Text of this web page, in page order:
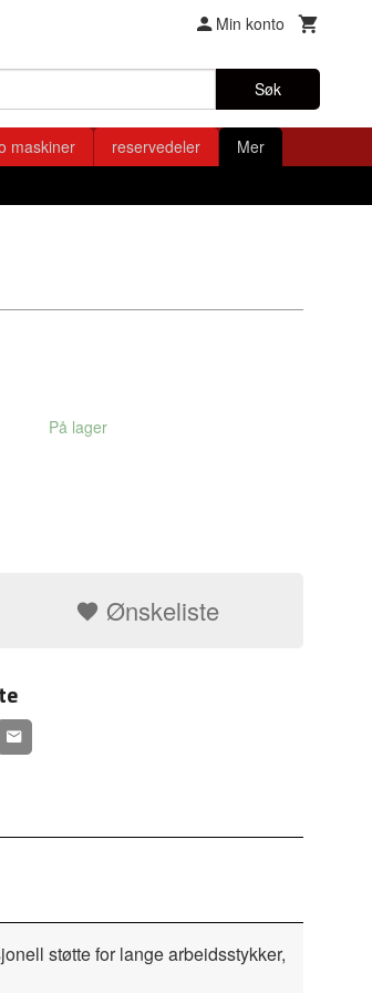
Min konto
Søk
maskiner reservedeler Mer
På lager
Ønskeliste
støtte for lange arbeidsstykker,